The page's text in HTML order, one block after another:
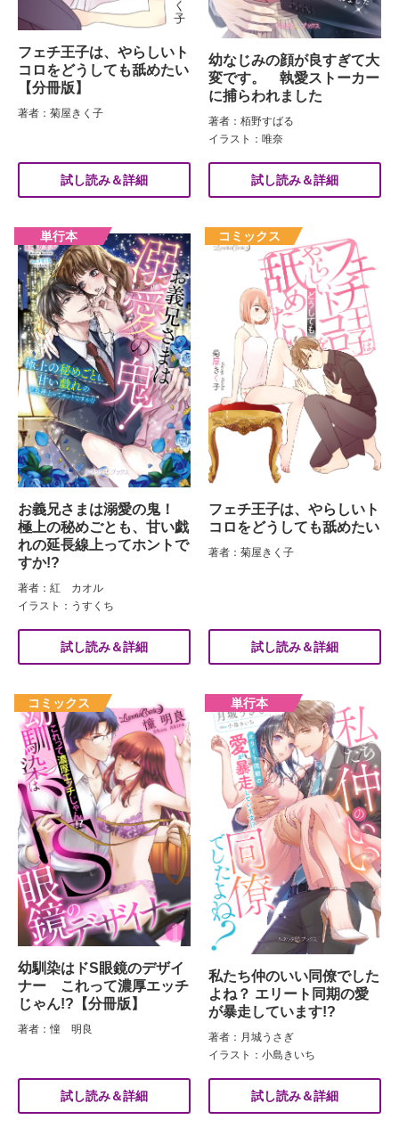
フェチ王子は、やらしいト
コロをどうしても舐めたい
【分冊版】
著者：菊屋きく子
試し読み＆詳細
幼なじみの顔が良すぎて大
変です。 執愛ストーカー
に捕らわれました
著者：栢野すばる
イラスト：唯奈
試し読み＆詳細
お義兄さまは溺愛の鬼！
極上の秘めごとも、甘い戯
れの延長線上ってホントで
すか!?
著者：紅 カオル
イラスト：うすくち
試し読み＆詳細
フェチ王子は、やらしいト
コロをどうしても舐めたい
著者：菊屋きく子
試し読み＆詳細
幼馴染はドS眼鏡のデザイ
ナー これって濃厚エッチ
じゃん!?【分冊版】
著者：憧 明良
試し読み＆詳細
私たち仲のいい同僚でした
よね？ エリート同期の愛
が暴走しています!?
著者：月城うさぎ
イラスト：小島きいち
試し読み＆詳細